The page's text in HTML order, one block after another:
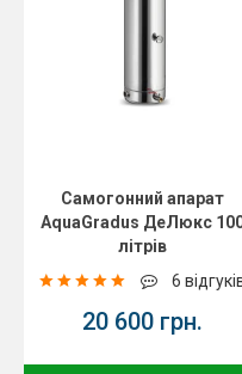
Самогонний апарат
AquaGradus ДеЛюкс
літрів
6
20 600 грн.